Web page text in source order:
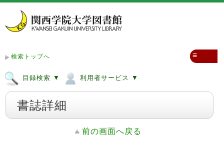
検索トップへ
目録検索 ▼ 利用者サービス ▼
≡
書誌詳細
前の画面へ戻る